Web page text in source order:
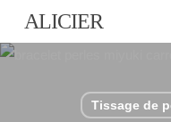
main
ALICIER
Tissage de